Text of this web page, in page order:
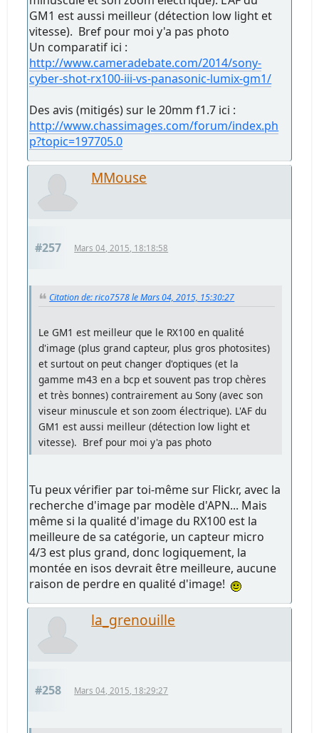
GM1 est aussi meilleur (détection low light et
vitesse). Bref pour moi y'a pas photo
Un comparatif ici :
http://www.cameradebate.com/2014/sony-
cyber-shot-rx100-iii-vs-panasonic-lumix-gm1/
Des avis (mitigés) sur le 20mm f1.7 ici :
http://www.chassimages.com/forum/index.ph
p?topic=197705.0
MMouse
#257 Mars 04, 2015, 18:18:58
Citation de: rico7578 le Mars 04, 2015, 15:30:27
Le GM1 est meilleur que le RX100 en qualité
d'image (plus grand capteur, plus gros photosites)
et surtout on peut changer d'optiques (et la
gamme m43 en a bcp et souvent pas trop chères
et très bonnes) contrairement au Sony (avec son
viseur minuscule et son zoom électrique). L'AF du
GM1 est aussi meilleur (détection low light et
vitesse). Bref pour moi y'a pas photo
Tu peux vérifier par toi-même sur Flickr, avec la
recherche d'image par modèle d'APN... Mais
même si la qualité d'image du RX100 est la
meilleure de sa catégorie, un capteur micro
4/3 est plus grand, donc logiquement, la
montée en isos devrait être meilleure, aucune
raison de perdre en qualité d'image!
la_grenouille
#258 Mars 04, 2015, 18:29:27